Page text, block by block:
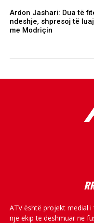
Ardon Jashari: Dua të
ndeshje, shpresoj të
me Modriçin
ATV është projekt medial i
një ekip të dëshmuar në